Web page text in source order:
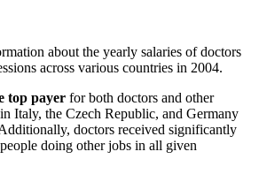
about the yearly salaries of doctors
across various countries in 2004.
top payer for both doctors and other
Italy, the Czech Republic, and Germany
doctors received significantly
doing other jobs in all given